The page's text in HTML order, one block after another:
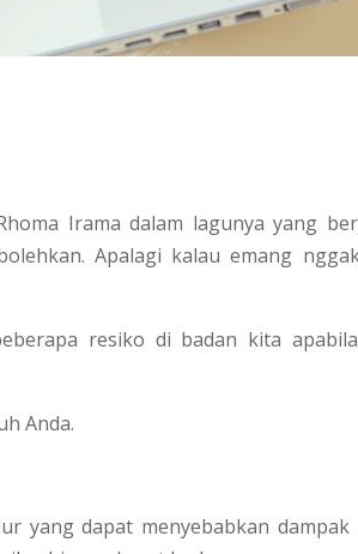
Irama dalam lagunya yang
Apalagi kalau emang
resiko di badan kita
Anda.
yang dapat menyebabkan dampak